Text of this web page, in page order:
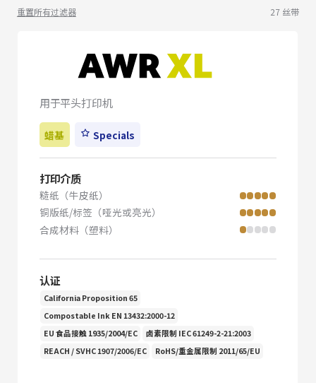
重置所有过滤器 27 丝带
用于平头打印机
蜡基 Specials
打印介质
糙纸（牛皮纸）
铜版纸/标签（哑光或亮光）
合成材料（塑料）
认证
California Proposition 65
Compostable Ink EN 13432:2000-12
EU 食品接触 1935/2004/EC
卤素限制 IEC 61249-2-21:2003
REACH / SVHC 1907/2006/EC
RoHS/重金属限制 2011/65/EU